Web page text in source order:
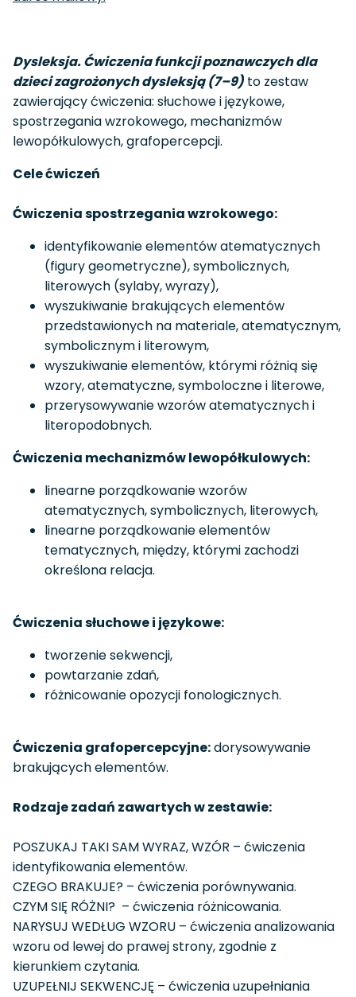
Dysleksja. Ćwiczenia funkcji poznawczych dla
dzieci zagrożonych dysleksją (7–9) to zestaw
zawierający ćwiczenia: słuchowe i językowe,
spostrzegania wzrokowego, mechanizmów
lewopółkulowych, grafopercepcji.
Cele ćwiczeń
Ćwiczenia spostrzegania wzrokowego:
identyfikowanie elementów atematycznych
(figury geometryczne), symbolicznych,
literowych (sylaby, wyrazy),
wyszukiwanie brakujących elementów
przedstawionych na materiale, atematycznym,
symbolicznym i literowym,
wyszukiwanie elementów, którymi różnią się
wzory, atematyczne, symboloczne i literowe,
przerysowywanie wzorów atematycznych i
literopodobnych.
Ćwiczenia mechanizmów lewopółkulowych:
linearne porządkowanie wzorów
atematycznych, symbolicznych, literowych,
linearne porządkowanie elementów
tematycznych, między, którymi zachodzi
określona relacja.
Ćwiczenia słuchowe i językowe:
tworzenie sekwencji,
powtarzanie zdań,
różnicowanie opozycji fonologicznych.
Ćwiczenia grafopercepcyjne:dorysowywanie
brakujących elementów.
Rodzaje zadań zawartych w zestawie:
POSZUKAJ TAKI SAM WYRAZ, WZÓR – ćwiczenia
identyfikowania elementów.
CZEGO BRAKUJE? – ćwiczenia porównywania.
CZYM SIĘ RÓŻNI? – ćwiczenia różnicowania.
NARYSUJ WEDŁUG WZORU – ćwiczenia analizowania
wzoru od lewej do prawej strony, zgodnie z
kierunkiem czytania.
UZUPEŁNIJ SEKWENCJĘ – ćwiczenia uzupełniania